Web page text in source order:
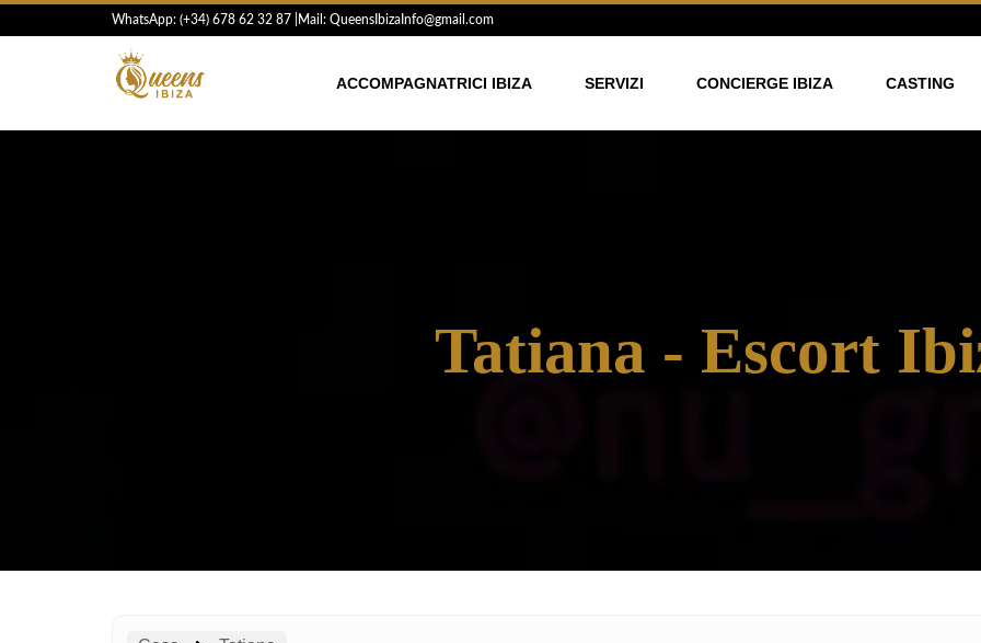
al
WhatsApp: (+34) 678 62 32 87 Mail: QueensIbizaInfo@gmail.com
ACCOMPAGNATRICI IBIZA SERVIZI CONCIERGE IBIZA CASTING
Tatiana - Escort